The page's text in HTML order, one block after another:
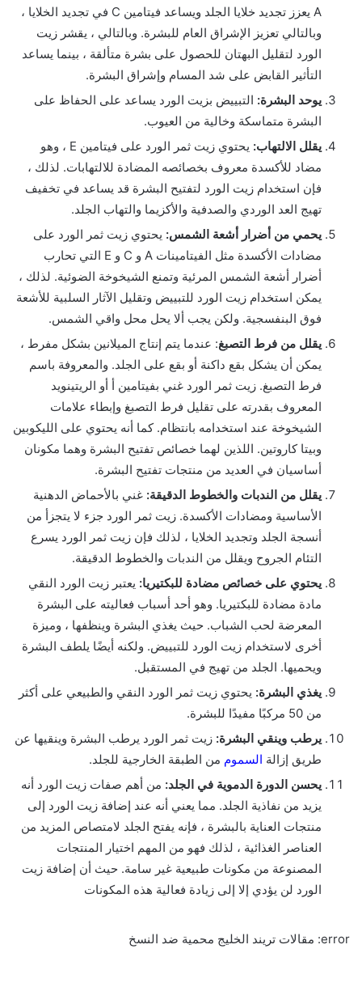
A يعزز تجديد خلايا الجلد ويساعد فيتامين C في تجديد الخلايا ،
وبالتالي تعزيز الإشراق العام للبشرة. وبالتالي ، يقشر زيت
الورد لتقليل البهتان للحصول على بشرة متألقة ، بينما يساعد
التأثير القابض على شد المسام وإشراق البشرة.
يوحد البشرة: التبييض بزيت الورد يساعد على الحفاظ على
البشرة متماسكة وخالية من العيوب.
يقلل الالتهاب:
يحتوي زيت ثمر الورد على فيتامين E ، وهو
مضاد للأكسدة معروف بخصائصه المضادة للالتهابات. لذلك ،
فإن استخدام زيت الورد لتفتيح البشرة قد يساعد في تخفيف
تهيج العد الوردي والصدفية والأكزيما والتهاب الجلد.
يحمي من أضرار أشعة الشمس: يحتوي زيت ثمر الورد على
مضادات الأكسدة مثل الفيتامينات A و C و E التي تحارب
أضرار أشعة الشمس المرئية وتمنع الشيخوخة الضوئية. لذلك ،
يمكن استخدام زيت الورد للتبييض وتقليل الآثار السلبية للأشعة
فوق البنفسجية. ولكن يجب ألا يحل محل واقي الشمس.
يقلل من فرط التصبغ: عندما يتم إنتاج الميلانين بشكل مفرط ،
يمكن أن يشكل بقع داكنة أو بقع على الجلد. والمعروفة باسم
فرط التصبغ. زيت ثمر الورد غني بفيتامين أ أو الريتينويد
المعروف بقدرته على تقليل فرط التصبغ وإبطاء علامات
الشيخوخة عند استخدامه بانتظام. كما أنه يحتوي على الليكوبين
وبيتا كاروتين. اللذين لهما خصائص تفتيح البشرة وهما مكونان
أساسيان في العديد من منتجات تفتيح البشرة.
يقلل من الندبات والخطوط الدقيقة: غني بالأحماض الدهنية
الأساسية ومضادات الأكسدة. زيت ثمر الورد جزء لا يتجزأ من
أنسجة الجلد وتجديد الخلايا ، لذلك فإن زيت ثمر الورد يسرع
التئام الجروح ويقلل من الندبات والخطوط الدقيقة.
يحتوي على خصائص مضادة للبكتيريا: يعتبر زيت الورد النقي
مادة مضادة للبكتيريا. وهو أحد أسباب فعاليته على البشرة
المعرضة لحب الشباب. حيث يغذي البشرة وينظفها ، وميزة
أخرى لاستخدام زيت الورد للتبييض. ولكنه أيضًا يلطف البشرة
ويحميها. الجلد من تهيج في المستقبل.
يغذي البشرة: يحتوي زيت ثمر الورد النقي والطبيعي على أكثر
من 50 مركبًا مفيدًا للبشرة.
يرطب وينقي البشرة: زيت ثمر الورد يرطب البشرة وينقيها عن
طريق إزالة السموم من الطبقة الخارجية للجلد.
يحسن الدورة الدموية في الجلد: من أهم صفات زيت الورد أنه
يزيد من نفاذية الجلد. مما يعني أنه عند إضافة زيت الورد إلى
منتجات العناية بالبشرة ، فإنه يفتح الجلد لامتصاص المزيد من
العناصر الغذائية ، لذلك فهو من المهم اختيار المنتجات
المصنوعة من مكونات طبيعية غير سامة. حيث أن إضافة زيت
الورد لن يؤدي إلا إلى زيادة فعالية هذه المكونات
error: مقالات تريند الخليج محمية ضد النسخ